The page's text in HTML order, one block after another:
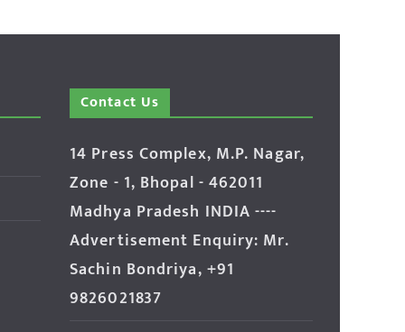
Contact Us
14 Press Complex, M.P. Nagar,
Zone - 1, Bhopal - 462011
Madhya Pradesh INDIA ----
Advertisement Enquiry: Mr.
Sachin Bondriya, +91
9826021837